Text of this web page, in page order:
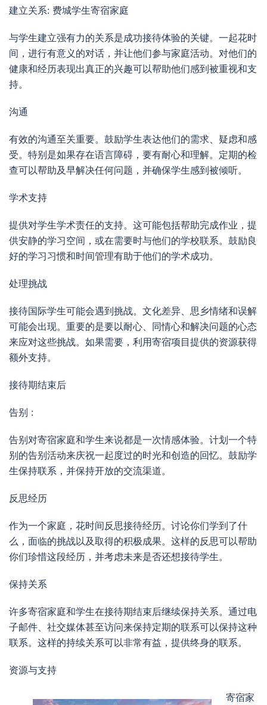
建立关系: 费城学生寄宿家庭
与学生建立强有力的关系是成功接待体验的关键。一起花时
间，进行有意义的对话，并让他们参与家庭活动。对他们的
健康和经历表现出真正的兴趣可以帮助他们感到被重视和支
持。
沟通
有效的沟通至关重要。鼓励学生表达他们的需求、疑虑和感
受。特别是如果存在语言障碍，要有耐心和理解。定期的检
查可以帮助及早解决任何问题，并确保学生感到被倾听。
学术支持
提供对学生学术责任的支持。这可能包括帮助完成作业，提
供安静的学习空间，或在需要时与他们的学校联系。鼓励良
好的学习习惯和时间管理有助于他们的学术成功。
处理挑战
接待国际学生可能会遇到挑战。文化差异、思乡情绪和误解
可能会出现。重要的是要以耐心、同情心和解决问题的心态
来应对这些挑战。如果需要，利用寄宿项目提供的资源获得
额外支持。
接待期结束后
告别 :
告别对寄宿家庭和学生来说都是一次情感体验。计划一个特
别的告别活动来庆祝一起度过的时光和创造的回忆。鼓励学
生保持联系，并保持开放的交流渠道。
反思经历
作为一个家庭，花时间反思接待经历。讨论你们学到了什
么，面临的挑战以及取得的积极成果。这样的反思可以帮助
你们珍惜这段经历，并考虑未来是否还想接待学生。
保持关系
许多寄宿家庭和学生在接待期结束后继续保持关系。通过电
子邮件、社交媒体甚至访问来保持定期的联系可以保持这种
联系。这样的持续关系可以非常有益，提供终身的联系。
资源与支持
寄宿家